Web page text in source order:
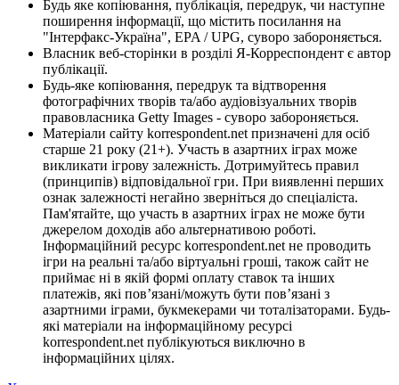
Будь яке копіювання, публікація, передрук, чи наступне
поширення інформації, що містить посилання на
"Інтерфакс-Україна", EPA / UPG, суворо забороняється.
Власник веб-сторінки в розділі Я-Корреспондент є автор
публікації.
Будь-яке копіювання, передрук та відтворення
фотографічних творів та/або аудіовізуальних творів
правовласника Getty Images - суворо забороняється.
Матеріали сайту korrespondent.net призначені для осіб
старше 21 року (21+). Участь в азартних іграх може
викликати ігрову залежність. Дотримуйтесь правил
(принципів) відповідальної гри. При виявленні перших
ознак залежності негайно зверніться до спеціаліста.
Пам'ятайте, що участь в азартних іграх не може бути
джерелом доходів або альтернативою роботі.
Інформаційний ресурс korrespondent.net не проводить
ігри на реальні та/або віртуальні гроші, також сайт не
приймає ні в якій формі оплату ставок та інших
платежів, які пов’язані/можуть бути пов’язані з
азартними іграми, букмекерами чи тоталізаторами. Будь-
які матеріали на інформаційному ресурсі
korrespondent.net публікуються виключно в
інформаційних цілях.